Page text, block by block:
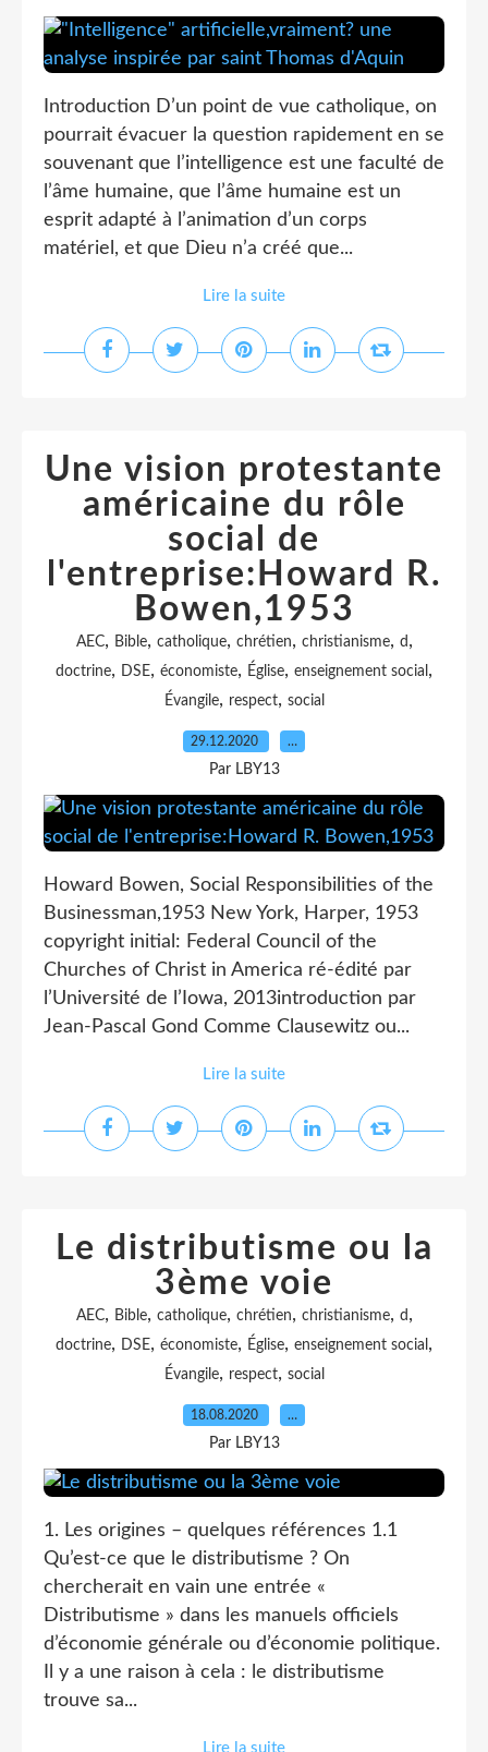
Introduction D’un point de vue catholique, on
pourrait évacuer la question rapidement en se
souvenant que l’intelligence est une faculté de
l’âme humaine, que l’âme humaine est un
esprit adapté à l’animation d’un corps
matériel, et que Dieu n’a créé que...
Lire la suite
Une vision protestante
américaine du rôle
social de
l'entreprise:Howard R.
Bowen,1953
AEC, Bible, catholique, chrétien, christianisme, d ,
doctrine, DSE, économiste, Église, enseignement social ,
Évangile, respect, social
29.12.2020 …
Par LBY13
Howard Bowen, Social Responsibilities of the
Businessman,1953 New York, Harper, 1953
copyright initial: Federal Council of the
Churches of Christ in America ré-édité par
l’Université de l’Iowa, 2013introduction par
Jean-Pascal Gond Comme Clausewitz ou...
Lire la suite
Le distributisme ou la
3ème voie
AEC, Bible, catholique, chrétien, christianisme, d ,
doctrine, DSE, économiste, Église, enseignement social ,
Évangile, respect, social
18.08.2020 …
Par LBY13
1. Les origines – quelques références 1.1
Qu’est-ce que le distributisme ? On
chercherait en vain une entrée «
Distributisme » dans les manuels officiels
d’économie générale ou d’économie politique.
Il y a une raison à cela : le distributisme
trouve sa...
Lire la suite